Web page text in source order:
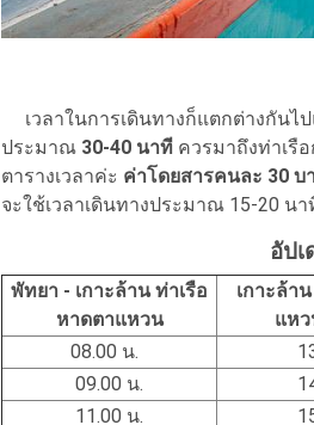
เวลาในการเดินทางก็แตกต่างกันไป
ประมาณ 30-40 นาที ควรมาถึงท่าเรื
ตารางเวลาค่ะ ค่าโดยสารคนละ 30 บ
จะใช้เวลาเดินทางประมาณ 15-20 นา
อัปเ
พัทยา - เกาะล้าน ท่าเรือ
หาดตาแหวน
เกาะล้า
แห
08.00 น.
09.00 น.
11.00 น.